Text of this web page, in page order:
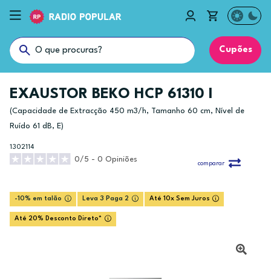
Cupões
EXAUSTOR BEKO HCP 61310 I
(Capacidade de Extracção 450 m3/h, Tamanho 60 cm, Nível de
Ruído 61 dB, E)
1302114
0/5 - 0 Opiniões
comparar
-10% em talão Leva 3 Paga 2 Até 10x Sem Juros
Até 20% Desconto Direto*